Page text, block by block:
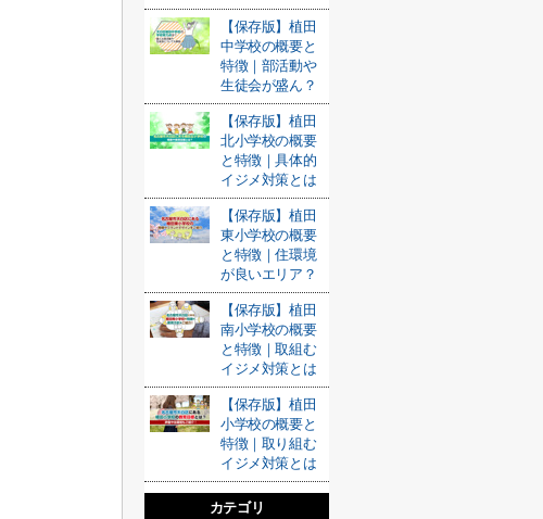
【保存版】植田
中学校の概要と
特徴｜部活動や
生徒会が盛ん？
【保存版】植田
北小学校の概要
と特徴｜具体的
イジメ対策とは
【保存版】植田
東小学校の概要
と特徴｜住環境
が良いエリア？
【保存版】植田
南小学校の概要
と特徴｜取組む
イジメ対策とは
【保存版】植田
小学校の概要と
特徴｜取り組む
イジメ対策とは
カテゴリ